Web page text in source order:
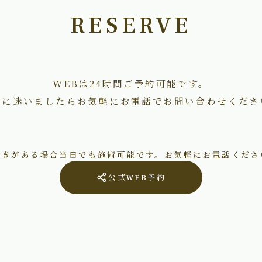
RESERVE
WEBは24時間ご予約可能です。
迷いましたらお気軽にお電話でお問い合わせくださ
がある場合当日でも施術可能です。お気軽にお電話くださ
公式WEB予約